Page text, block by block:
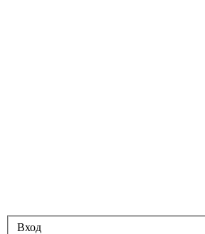
Вход